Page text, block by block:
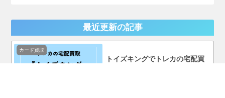
最近更新の記事
トイズキングでトレカの宅配買
カード買取